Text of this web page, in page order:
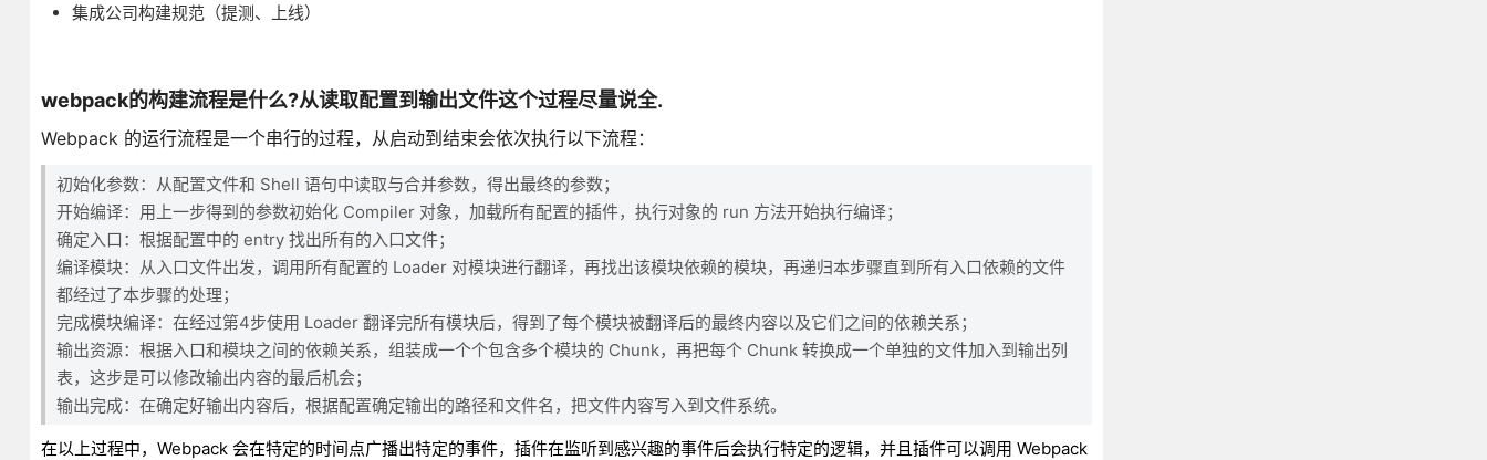
集成公司构建规范（提测、上线）
webpack的构建流程是什么?从读取配置到输出文件这个过程尽量说全.
Webpack 的运行流程是一个串行的过程，从启动到结束会依次执行以下流程：
初始化参数：从配置文件和 Shell 语句中读取与合并参数，得出最终的参数；
开始编译：用上一步得到的参数初始化 Compiler 对象，加载所有配置的插件，执行对象的 run 方法开始执行编译；
确定入口：根据配置中的 entry 找出所有的入口文件；
编译模块：从入口文件出发，调用所有配置的 Loader 对模块进行翻译，再找出该模块依赖的模块，再递归本步骤直到所有入口依赖的文件
都经过了本步骤的处理；
完成模块编译：在经过第4步使用 Loader 翻译完所有模块后，得到了每个模块被翻译后的最终内容以及它们之间的依赖关系；
输出资源：根据入口和模块之间的依赖关系，组装成一个个包含多个模块的 Chunk，再把每个 Chunk 转换成一个单独的文件加入到输出列
表，这步是可以修改输出内容的最后机会；
输出完成：在确定好输出内容后，根据配置确定输出的路径和文件名，把文件内容写入到文件系统。
在以上过程中，Webpack 会在特定的时间点广播出特定的事件，插件在监听到感兴趣的事件后会执行特定的逻辑，并且插件可以调用 Webpack